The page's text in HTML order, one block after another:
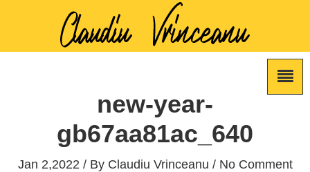
new-year-
gb67aa81ac_640
Jan 2,2022 / By Claudiu Vrinceanu / No Comment